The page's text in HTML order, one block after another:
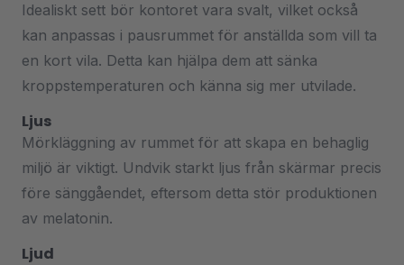
Idealiskt sett bör kontoret vara svalt, vilket också
kan anpassas i pausrummet för anställda som vill ta
en kort vila. Detta kan hjälpa dem att sänka
kroppstemperaturen och känna sig mer utvilade.
Ljus
Mörkläggning av rummet för att skapa en behaglig
miljö är viktigt. Undvik starkt ljus från skärmar precis
före sänggåendet, eftersom detta stör produktionen
av melatonin.
Ljud